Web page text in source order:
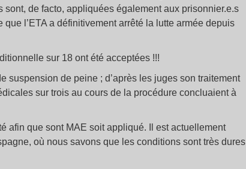
de facto, appliquées également aux prisonnier.e.s
l’ETA a définitivement arrêté la lutte armée depuis
sur 18 ont été acceptées !!!
suspension de peine ; d’après les juges son traitement
sur trois au cours de la procédure concluaient à
afin que sont MAE soit appliqué. Il est actuellement
où nous savons que les conditions sont très dures